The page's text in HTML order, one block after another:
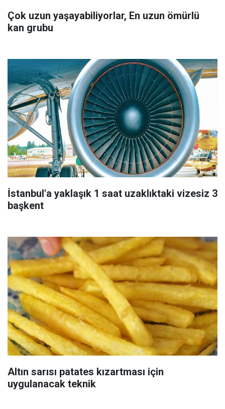
Çok uzun yaşayabiliyorlar, En uzun ömürlü
kan grubu
İstanbul'a yaklaşık 1 saat uzaklıktaki vizesiz 3
başkent
Altın sarısı patates kızartması için
uygulanacak teknik